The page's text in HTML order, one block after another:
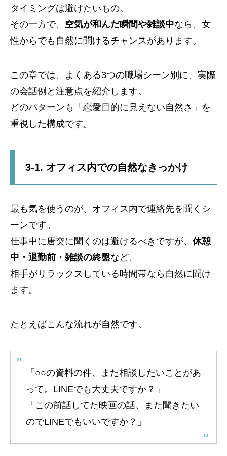
タイミングは避けたいもの。
その一方で、 空気が和んだ瞬間や雑談中なら、女
性からでも自然に聞けるチャンスがあります。
この章では、よくある3つの職場シーン別に、実際
の会話例と注意点を紹介します。
どのパターンも「恋愛目的に見えない自然さ」を
重視した構成です。
3-1. オフィス内での自然なきっかけ
最も気を使うのが、オフィス内で連絡先を聞くシ
ーンです。
仕事中に唐突に聞くのは避けるべきですが、 休憩
中・退勤前・雑談の終盤など、
相手がリラックスしている時間帯なら自然に聞け
ます。
たとえばこんな流れが自然です。
「○○の資料の件、また相談したいことがあ
って。LINEでも大丈夫ですか？」
「この前話してた映画の話、また聞きたい
のでLINEでもいいですか？」